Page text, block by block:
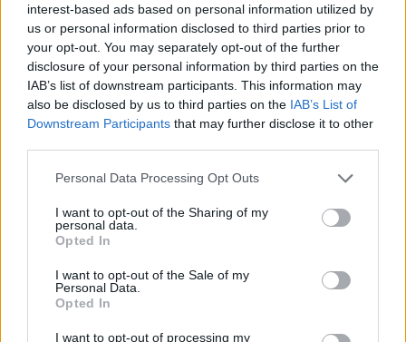
interest-based ads based on personal information utilized by
us or personal information disclosed to third parties prior to
your opt-out. You may separately opt-out of the further
disclosure of your personal information by third parties on the
IAB’s list of downstream participants. This information may
also be disclosed by us to third parties on the IAB’s List of
Downstream Participants that may further disclose it to other
Please note that this website/app uses one or more Google
not limited to your visit or usage behaviour. You may click to
grant or deny consent to Google and its third-party tags to
use your data for below specified purposes in below Google
consent section.
Personal Data Processing Opt Outs
I want to opt-out of the Sharing of my
personal data.
Opted In
I want to opt-out of the Sale of my
Personal Data.
Opted In
I want to opt-out of processing my
van, hanem éléskamra is.”